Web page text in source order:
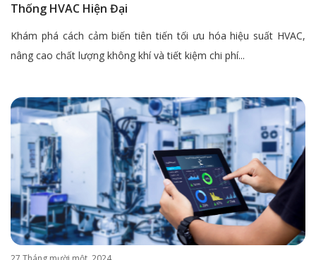
Thống HVAC Hiện Đại
Khám phá cách cảm biến tiên tiến tối ưu hóa hiệu suất HVAC,
nâng cao chất lượng không khí và tiết kiệm chi phí...